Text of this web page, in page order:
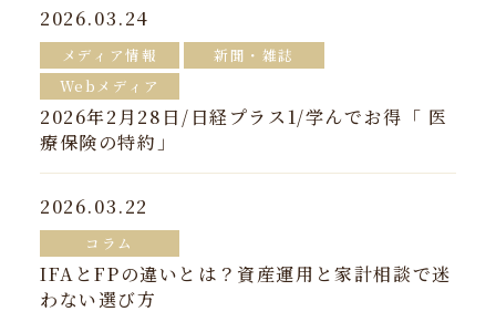
2026.03.24
メディア情報
新聞・雑誌
Webメディア
2026年2月28日/日経プラス1/学んでお得「 医
療保険の特約」
2026.03.22
コラム
IFAとFPの違いとは？資産運用と家計相談で迷
わない選び方